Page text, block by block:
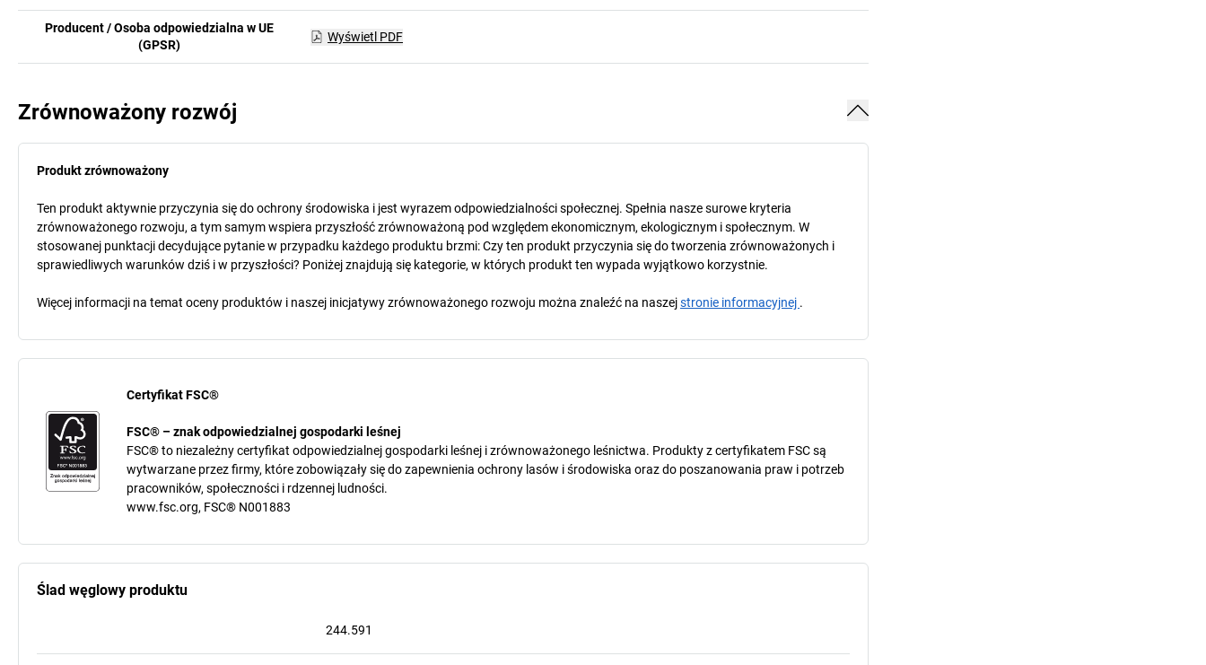
Producent / Osoba odpowiedzialna w UE
(GPSR)
Wyświetl PDF
Zrównoważony rozwój
Produkt zrównoważony
Ten produkt aktywnie przyczynia się do ochrony środowiska i jest wyrazem odpowiedzialności społecznej. Spełnia nasze surowe kryteria
zrównoważonego rozwoju, a tym samym wspiera przyszłość zrównoważoną pod względem ekonomicznym, ekologicznym i społecznym. W
stosowanej punktacji decydujące pytanie w przypadku każdego produktu brzmi: Czy ten produkt przyczynia się do tworzenia zrównoważonych i
sprawiedliwych warunków dziś i w przyszłości? Poniżej znajdują się kategorie, w których produkt ten wypada wyjątkowo korzystnie.
Więcej informacji na temat oceny produktów i naszej inicjatywy zrównoważonego rozwoju można znaleźć na naszejstronie informacyjnej .
Certyfikat FSC®
FSC® – znak odpowiedzialnej gospodarki leśnej
FSC® to niezależny certyfikat odpowiedzialnej gospodarki leśnej i zrównoważonego leśnictwa. Produkty z certyfikatem FSC są
wytwarzane przez firmy, które zobowiązały się do zapewnienia ochrony lasów i środowiska oraz do poszanowania praw i potrzeb
pracowników, społeczności i rdzennej ludności.
www.fsc.org, FSC® N001883
Ślad węglowy produktu
244.591